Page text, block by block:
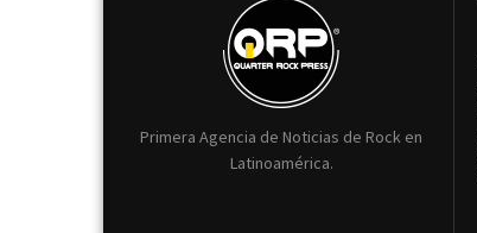
Primera Agencia de Noticias de Rock en
Latinoamérica.